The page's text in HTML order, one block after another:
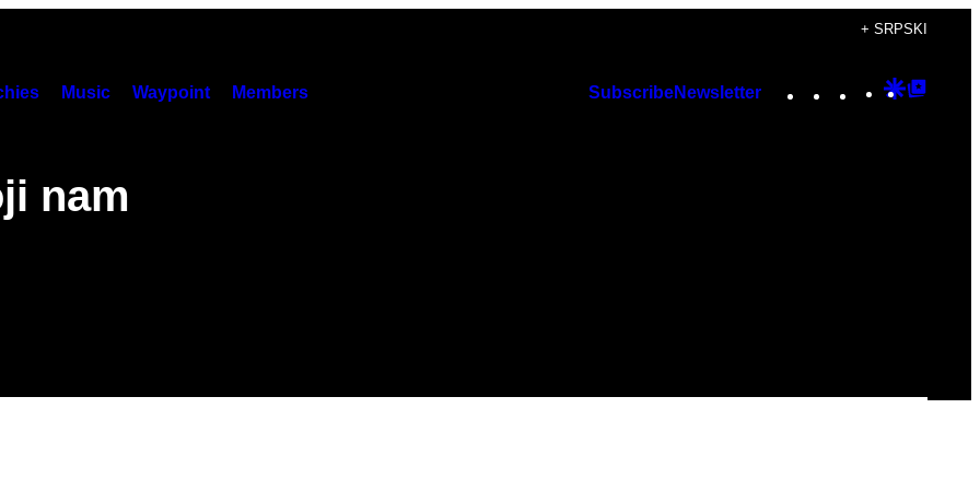
+ SRPSKI
Music Waypoint Members SubscribeNewsletter Instagram
TikTok
YouTube
Google
nam